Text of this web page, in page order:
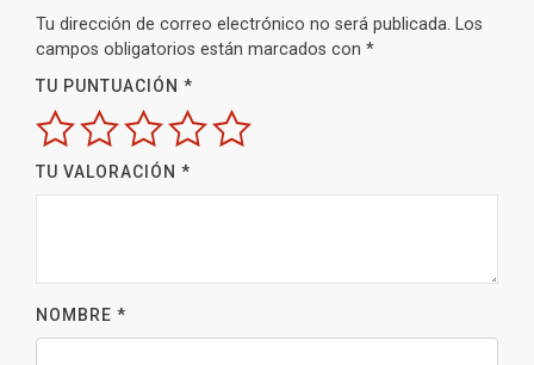
Tu dirección de correo electrónico no será publicada. Los
campos obligatorios están marcados con *
TU PUNTUACIÓN *
TU VALORACIÓN *
NOMBRE *